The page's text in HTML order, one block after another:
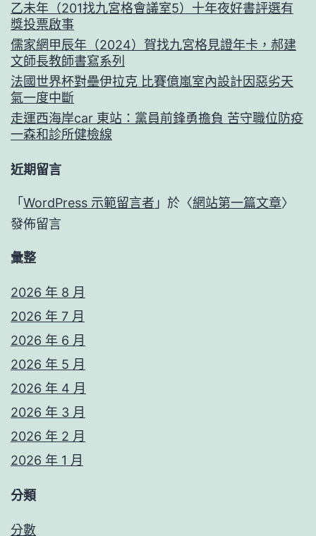
乙未年（201找九宮格會議室5）十年夜好書評選有
獎投票啟事
儒家網甲辰年（2024）賀找九宮格見證年卡，郝建
文師長教師書寫系列
法國世界杯對壘伊拉克 比賽億嵐室內設計因惡劣天
氣一度中斷
走運西海岸car 東站：黨員前鋒勇擔負 苦守職位防疫
一森和診所健檢線
近期留言
「 WordPress 示範留言者 」於〈網站第一篇文章〉
發佈留言
彙整
2026 年 8 月
2026 年 7 月
2026 年 6 月
2026 年 5 月
2026 年 4 月
2026 年 3 月
2026 年 2 月
2026 年 1 月
分類
分數